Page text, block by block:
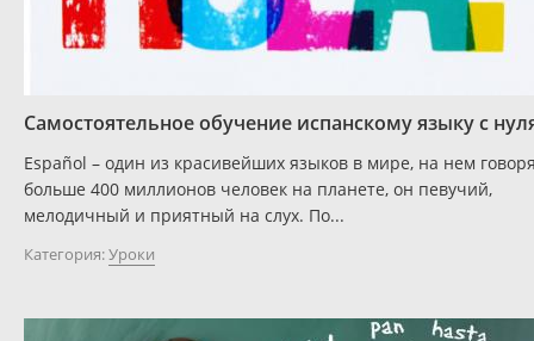
Самостоятельное обучение испанскому языку с
Español – один из красивейших языков в мире, на нем
больше 400 миллионов человек на планете, он певучий,
мелодичный и приятный на слух. По...
Категория:Уроки